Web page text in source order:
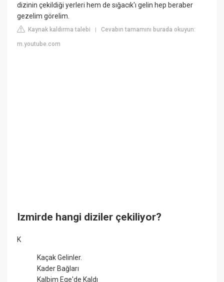
dizinin çekildiği yerleri hem de sığacık'ı gelin hep beraber
gezelim görelim.
Kaynak kaldırma talebi |Cevabın tamamını burada okuyun:
m.youtube.com
Izmirde hangi diziler çekiliyor?
K
Kaçak Gelinler.
Kader Bağları
Kalbim Ege'de Kaldı